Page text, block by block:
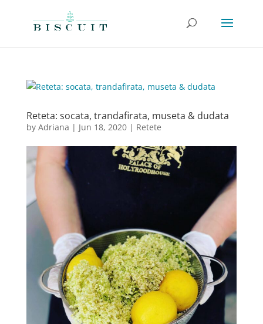
Reteta: socata, trandafirata, museta & dudata
by Adriana | Jun 18, 2020| Retete